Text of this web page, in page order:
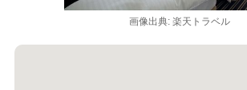
画像出典: 楽天トラベル